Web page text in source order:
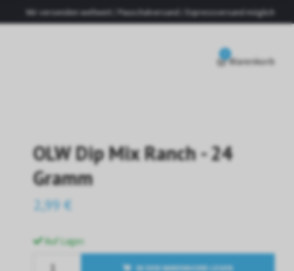
Wir versenden weltweit / Pauschalversand / Expressversand möglich
Warenkorb
OLW Dip Mix Ranch - 24
Gramm
2,99 €
Auf Lager.
IN DEN WARENKORB LEGEN